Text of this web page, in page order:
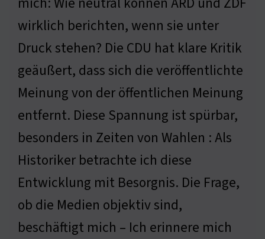
wirklich berichten, wenn sie unter
Druck stehen? Die CDU hat klare Kritik
geäußert, dass sich die veröffentlichte
Meinung von der öffentlichen Meinung
entfernt. Diese Spannung ist spürbar,
besonders in Zeiten von Wahlen : Als
Historiker betrachte ich diese
Entwicklung mit Besorgnis. Die Frage,
ob die Medien objektiv sind,
beschäftigt mich – Ich erinnere mich